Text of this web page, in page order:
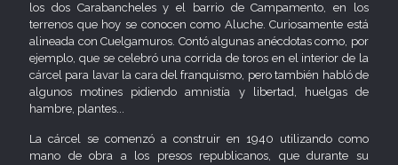
los dos Carabancheles y el barrio de Campamento, en los
terrenos que hoy se conocen como Aluche. Curiosamente está
alineada con Cuelgamuros. Contó algunas anécdotas como, por
ejemplo, que se celebró una corrida de toros en el interior de la
cárcel para lavar la cara del franquismo, pero también habló de
algunos motines pidiendo amnistía y libertad, huelgas de
hambre, plantes...
La cárcel se comenzó a construir en 1940 utilizando como
mano de obra a los presos republicanos, que durante su